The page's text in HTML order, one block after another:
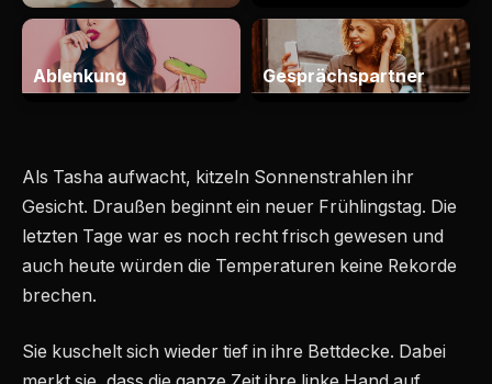
Als Tasha aufwacht, kitzeln Sonnenstrahlen ihr
Gesicht. Draußen beginnt ein neuer Frühlingstag. Die
letzten Tage war es noch recht frisch gewesen und
auch heute würden die Temperaturen keine Rekorde
brechen.
Sie kuschelt sich wieder tief in ihre Bettdecke. Dabei